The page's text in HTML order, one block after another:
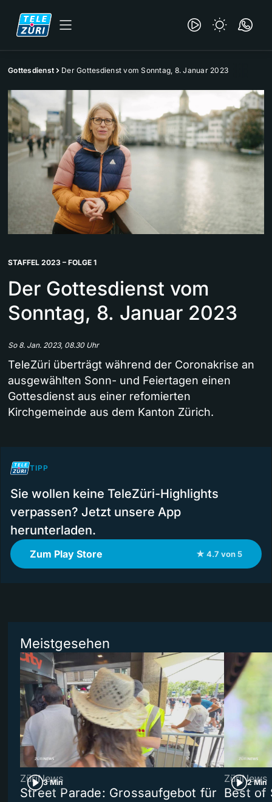
Gottesdienst Der Gottesdienst vom Sonntag, 8. Januar 2023
STAFFEL 2023 – FOLGE 1
Der Gottesdienst vom
Sonntag, 8. Januar 2023
So 8. Jan. 2023, 08.30 Uhr
TeleZüri überträgt während der Coronakrise an
ausgewählten Sonn- und Feiertagen einen
Gottesdienst aus einer refomierten
Kirchgemeinde aus dem Kanton Zürich.
TIPP
Sie wollen keine TeleZüri-Highlights
verpassen? Jetzt unsere App
herunterladen.
Zum Play Store ★ 4.7 von 5
Meistgesehen
3 Min
ZüriNews
Street Parade: Grossaufgebot für
2 Min
ZüriNews
Best of